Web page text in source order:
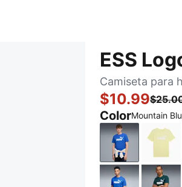
ESS
Camiseta para
$10.99
ColorMountain
Mountain Blue